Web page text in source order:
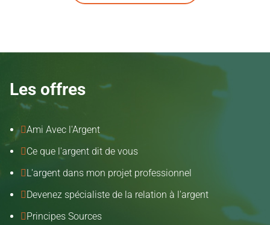
Les offres
Ami Avec l'Argent
Ce que l'argent dit de vous
L'argent dans mon projet professionnel
Devenez spécialiste de la relation à l'argent
Principes Sources